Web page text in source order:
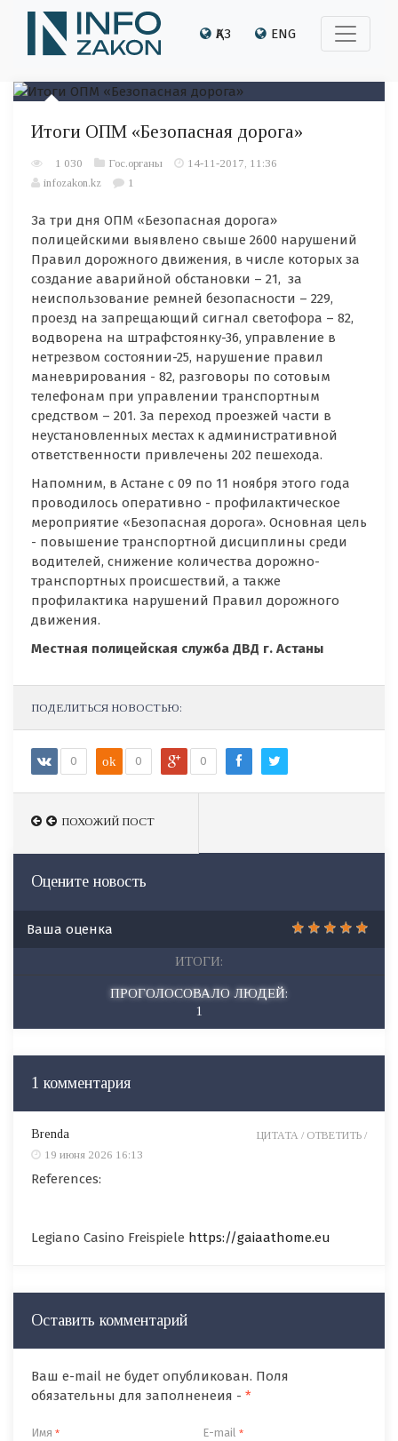
ҚАЗ ENG
Итоги ОПМ «Безопасная дорога»
1 030 Гос.органы
14-11-2017, 11:36
infozakon.kz
1
За три дня ОПМ «Безопасная дорога»
полицейскими выявлено свыше 2600 нарушений
Правил дорожного движения, в числе которых за
создание аварийной обстановки – 21, за
неиспользование ремней безопасности – 229,
проезд на запрещающий сигнал светофора – 82,
водворена на штрафстоянку-36, управление в
нетрезвом состоянии-25, нарушение правил
маневрирования - 82, разговоры по сотовым
телефонам при управлении транспортным
средством – 201. За переход проезжей части в
неустановленных местах к административной
ответственности привлечены 202 пешехода.
Напомним, в Астане с 09 по 11 ноября этого года
проводилось оперативно - профилактическое
мероприятие «Безопасная дорога». Основная цель
- повышение транспортной дисциплины среди
водителей, снижение количества дорожно-
транспортных происшествий, а также
профилактика нарушений Правил дорожного
движения.
Местная полицейская служба ДВД г. Астаны
ПОДЕЛИТЬСЯ НОВОСТЬЮ:
0 ok 0 0
ПОХОЖИЙ ПОСТ
Оцените новость
Ваша оценка
ИТОГИ:
ПРОГОЛОСОВАЛО ЛЮДЕЙ:
1
1 комментария
Brenda
19 июня 2026 16:13
References:
Legiano Casino Freispiele https://gaiaathome.eu
ЦИТАТА / ОТВЕТИТЬ /
Оставить комментарий
Ваш e-mail не будет опубликован. Поля
обязательны для заполненеия - *
Имя * E-mail*